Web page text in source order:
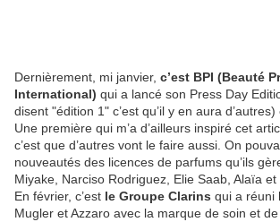
Dernièrement, mi janvier, c’est BPI (Beauté
International) qui a lancé son Press Day
disent "édition 1" c’est qu’il y en aura
Une première qui m’a d’ailleurs inspiré cet
c’est que d’autres vont le faire aussi. On
nouveautés des licences de parfums qu’ils
Miyake, Narciso Rodriguez, Elie Saab, Alaïa et
En février, c’est le Groupe Clarins qui a réuni
Mugler et Azzaro avec la marque de soin et